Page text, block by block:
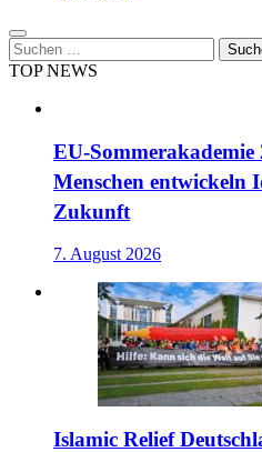
Suchen
nach:
TOP NEWS
EU-Sommerakademie
Menschen entwickeln
Zukunft
7. August 2026
Islamic Relief